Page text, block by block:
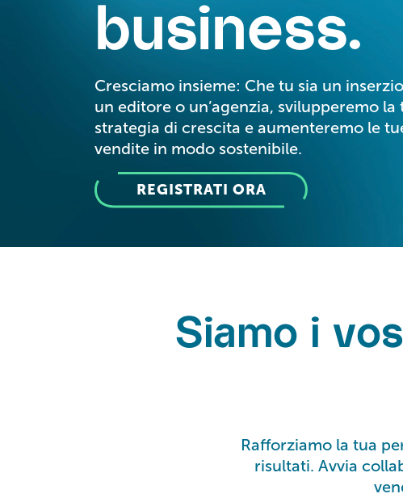
business.
Cresciamo insieme: Che tu sia un
un editore o un’agenzia, svilupperemo la
strategia di crescita e aumenteremo le
vendite in modo sostenibile.
REGISTRATI ORA
Siamo i
Rafforziamo la tua
risultati. Avvia